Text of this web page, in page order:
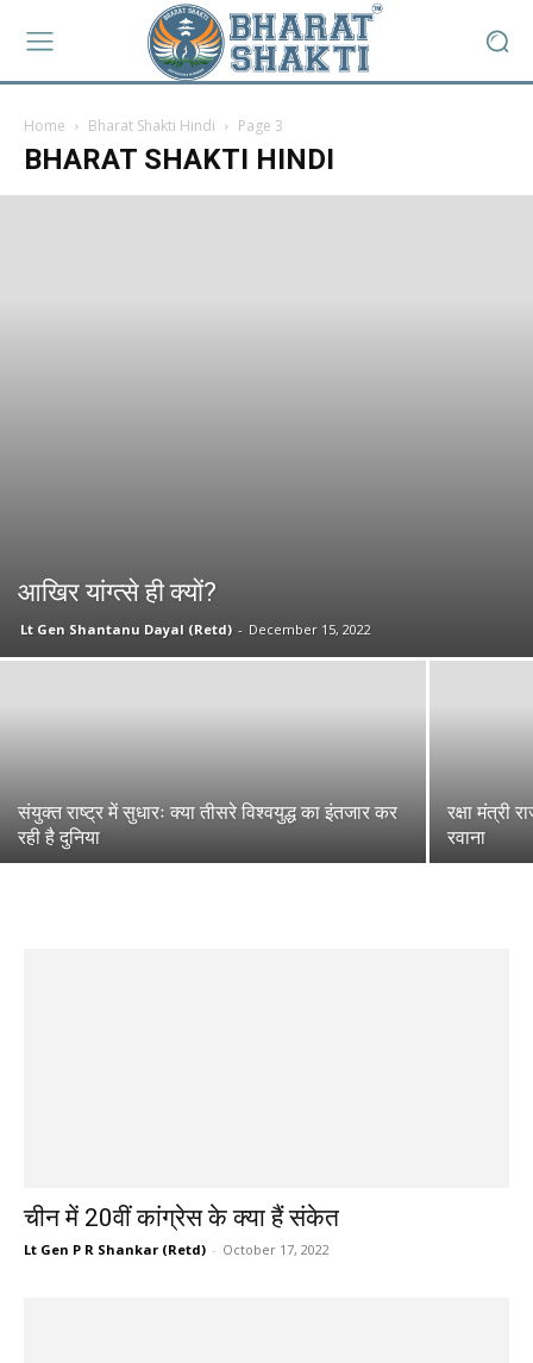
Home Bharat Shakti Hindi Page 3
BHARAT SHAKTI HINDI
आखिर यांग्त्से ही क्यों?
Lt Gen Shantanu Dayal (Retd) - December 15, 2022
संयुक्त राष्ट्र में सुधारः क्या तीसरे विश्वयुद्ध का इंतजार कर
रही है दुनिया
रक्षा मंत्री
रवाना
चीन में 20वीं कांग्रेस के क्या हैं संकेत
Lt Gen P R Shankar (Retd) - October 17, 2022